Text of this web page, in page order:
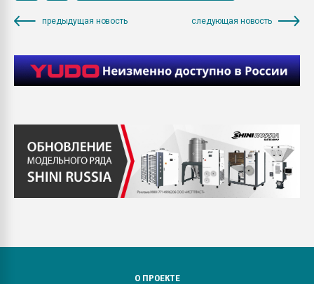
предыдущая новость следующая новость
О ПРОЕКТЕ